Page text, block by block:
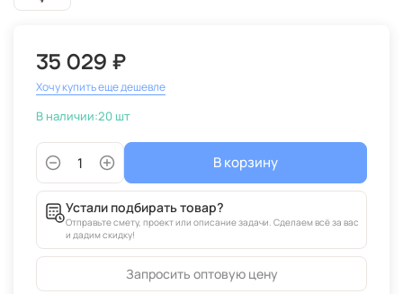
35 029 ₽
Хочу купить еще дешевле
В наличии:20 шт
В корзину
Устали подбирать товар?
Отправьте смету, проект или описание задачи. Сделаем всё за вас
и дадим скидку!
Запросить оптовую цену